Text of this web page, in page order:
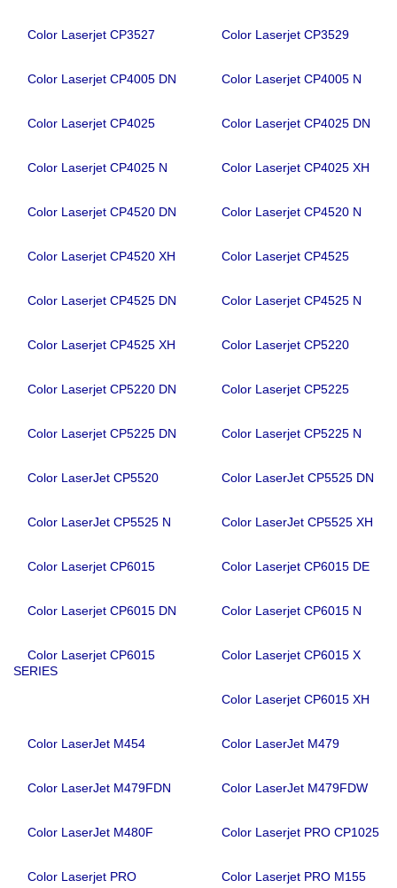
Color Laserjet CP3527 Color Laserjet CP3529
Color Laserjet CP4005 DN Color Laserjet CP4005 N
Color Laserjet CP4025 Color Laserjet CP4025 DN
Color Laserjet CP4025 N Color Laserjet CP4025 XH
Color Laserjet CP4520 DN Color Laserjet CP4520 N
Color Laserjet CP4520 XH Color Laserjet CP4525
Color Laserjet CP4525 DN Color Laserjet CP4525 N
Color Laserjet CP4525 XH Color Laserjet CP5220
Color Laserjet CP5220 DN Color Laserjet CP5225
Color Laserjet CP5225 DN Color Laserjet CP5225 N
Color LaserJet CP5520 Color LaserJet CP5525 DN
Color LaserJet CP5525 N Color LaserJet CP5525 XH
Color Laserjet CP6015 Color Laserjet CP6015 DE
Color Laserjet CP6015 DN Color Laserjet CP6015 N
Color Laserjet CP6015
SERIES
Color Laserjet CP6015 X
Color Laserjet CP6015 XH
Color LaserJet M454 Color LaserJet M479
Color LaserJet M479FDN Color LaserJet M479FDW
Color LaserJet M480F Color Laserjet PRO CP1025
Color Laserjet PRO
Color Laserjet PRO M155